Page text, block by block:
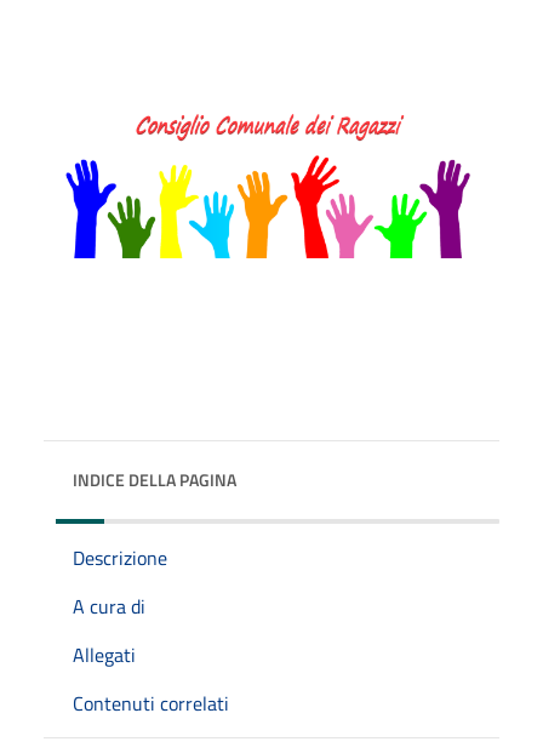
INDICE DELLA PAGINA
Descrizione
A cura di
Allegati
Contenuti correlati